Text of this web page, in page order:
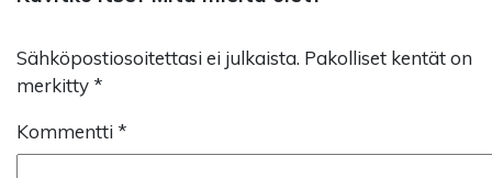
Sähköpostiosoitettasi ei julkaista. Pakolliset kentät on
merkitty *
Kommentti *